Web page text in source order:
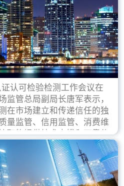
认可检验检测工作会议在
监管总局副局长唐军表示，
在市场建立和传递信任的独
量监管、信用监管、消费维
职能提供技术支撑和可靠依